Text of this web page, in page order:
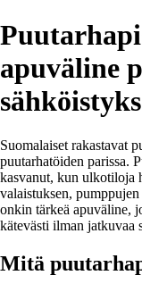
apuväline
Suomalaiset rakastavat
puutarhatöiden parissa.
kasvanut, kun ulkotiloja
valaistuksen,
onkin tärkeä apuväline,
kätevästi ilman jatkuvaa
Mitä